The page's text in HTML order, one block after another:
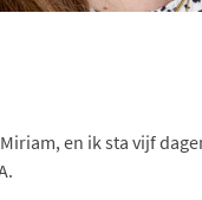
en ik sta vijf